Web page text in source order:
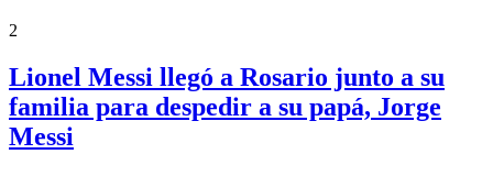
2
Lionel Messi llegó a Rosario junto a su
familia para despedir a su papá, Jorge
Messi